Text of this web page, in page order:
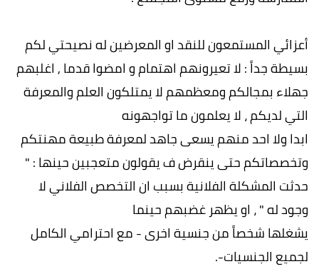
أعزائي المستمعون للنقد او المعرضين له نصيحتي لكم
بسيطة جداً : لا تعيرونهم اهتمام و امضوا قدما , اغلبهم
جهلاء بمجالكم ومعظمهم لا يمتلكون العلم والمعرفة
التي لديكم ، لا يعلمون ما تواجهونه
ابدا ولا احد منهم يسعى جاهد لمعرفة طبيعة مهنتكم
وتخصصاتكم حتى ينقرض ف يقولون متعجبين حينها : "
حدثت المشكلة الفلانية بسبب ان التخصص الفلاني لا
وجود له " ، او يظهر غضبهم حينما
يشغلها شخصاً من جنسية اخرى - مع احترامي الكامل
لجميع الجنسيات-.